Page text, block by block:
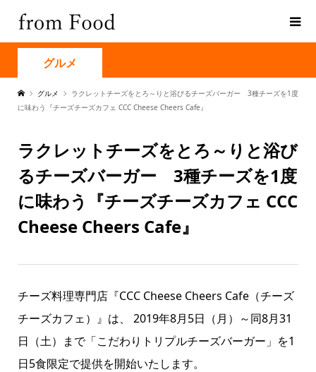
グルメ
グルメ
ラクレットチーズをとろ～りと浴びるチーズバーガー 3種チーズを1度
に味わう『チーズチーズカフェ CCC Cheese Cheers Cafe』
ラクレットチーズをとろ～りと浴び
るチーズバーガー 3種チーズを1度
に味わう『チーズチーズカフェ CCC
Cheese Cheers Cafe』
チーズ料理専門店『CCC Cheese Cheers Cafe（チーズ
チーズカフェ）』は、 2019年8月5日（月）～同8月31
日（土）まで「こだわりトリプルチーズバーガー」を1
日5食限定で提供を開始いたします。